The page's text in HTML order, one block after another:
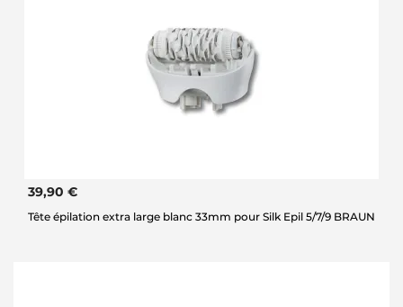
39,90 €
Tête épilation extra large blanc 33mm pour Silk Epil 5/7/9 BRAUN